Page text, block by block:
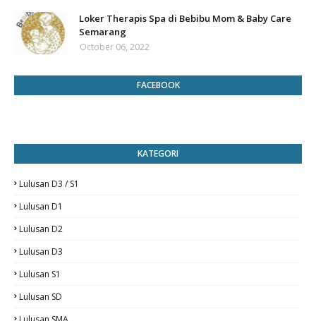
Loker Therapis Spa di Bebibu Mom & Baby Care
Semarang
October 06, 2022
FACEBOOK
KATEGORI
Lulusan D3 / S1
Lulusan D1
Lulusan D2
Lulusan D3
Lulusan S1
Lulusan SD